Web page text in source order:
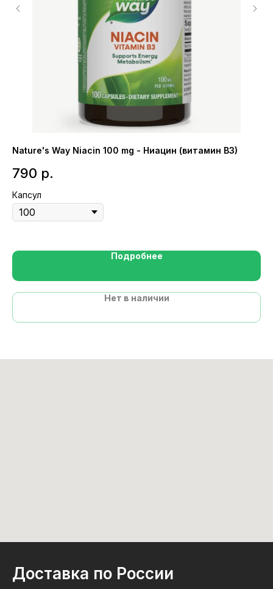
Nature's Way Niacin 100 mg - Ниацин (витамин B3)
790 р.
Капсул
Подробнее
Нет в наличии
Доставка по России